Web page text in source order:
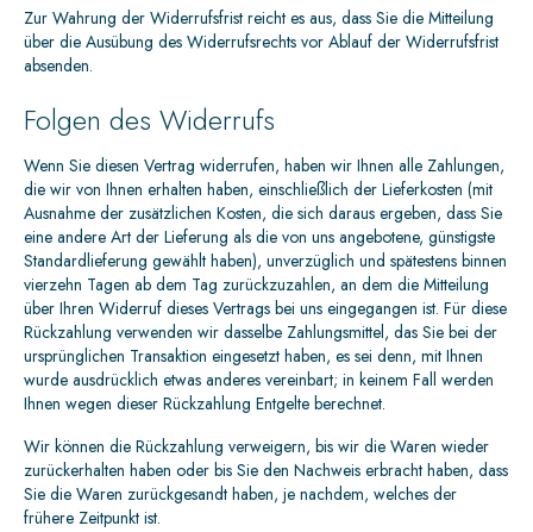
Zur Wahrung der Widerrufsfrist reicht es aus, dass Sie die Mitteilung
über die Ausübung des Widerrufsrechts vor Ablauf der Widerrufsfrist
absenden.
Folgen des Widerrufs
Wenn Sie diesen Vertrag widerrufen, haben wir Ihnen alle Zahlungen,
die wir von Ihnen erhalten haben, einschließlich der Lieferkosten (mit
Ausnahme der zusätzlichen Kosten, die sich daraus ergeben, dass Sie
eine andere Art der Lieferung als die von uns angebotene, günstigste
Standardlieferung gewählt haben), unverzüglich und spätestens binnen
vierzehn Tagen ab dem Tag zurückzuzahlen, an dem die Mitteilung
über Ihren Widerruf dieses Vertrags bei uns eingegangen ist. Für diese
Rückzahlung verwenden wir dasselbe Zahlungsmittel, das Sie bei der
ursprünglichen Transaktion eingesetzt haben, es sei denn, mit Ihnen
wurde ausdrücklich etwas anderes vereinbart; in keinem Fall werden
Ihnen wegen dieser Rückzahlung Entgelte berechnet.
Wir können die Rückzahlung verweigern, bis wir die Waren wieder
zurückerhalten haben oder bis Sie den Nachweis erbracht haben, dass
Sie die Waren zurückgesandt haben, je nachdem, welches der
frühere Zeitpunkt ist.